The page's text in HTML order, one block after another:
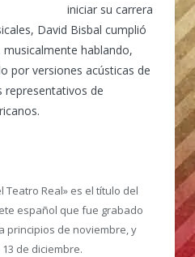
iniciar su carrera
David Bisbal cumplió
hablando,
por versiones acústicas de
representativos de
Teatro Real» es el título del
español que fue grabado
principios de noviembre, y
de diciembre.